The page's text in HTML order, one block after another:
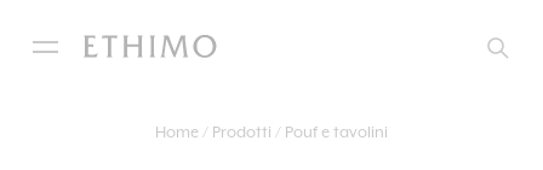
Home Prodotti Pouf e tavolini